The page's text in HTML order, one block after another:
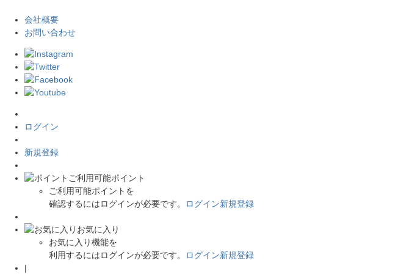
会社概要
お問い合わせ
ログイン
新規登録
ご利用可能ポイント
ご利用可能ポイントを
確認するにはログインが必要です。
ログイン新規登録
お気に入り
お気に入り機能を
利用するにはログインが必要です。
ログイン新規登録
|